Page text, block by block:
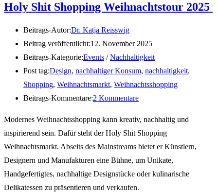
Holy Shit Shopping Weihnachtstour 2025
Beitrags-Autor:Dr. Katja Reisswig
Beitrag veröffentlicht:12. November 2025
Beitrags-Kategorie:Events / Nachhaltigkeit
Post tag:Design, nachhaltiger Konsum, nachhaltigkeit,
Shopping, Weihnachtsmarkt, Weihnachtsshopping
Beitrags-Kommentare:2 Kommentare
Modernes Weihnachtsshopping kann kreativ, nachhaltig und
inspirierend sein. Dafür steht der Holy Shit Shopping
Weihnachtsmarkt. Abseits des Mainstreams bietet er Künstlern,
Designern und Manufakturen eine Bühne, um Unikate,
Handgefertigtes, nachhaltige Designstücke oder kulinarische
Delikatessen zu präsentieren und verkaufen.